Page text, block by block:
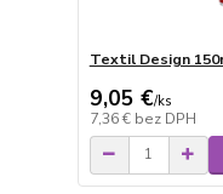
Textil Design
9,05 €/ks
7,36 € bez DPH